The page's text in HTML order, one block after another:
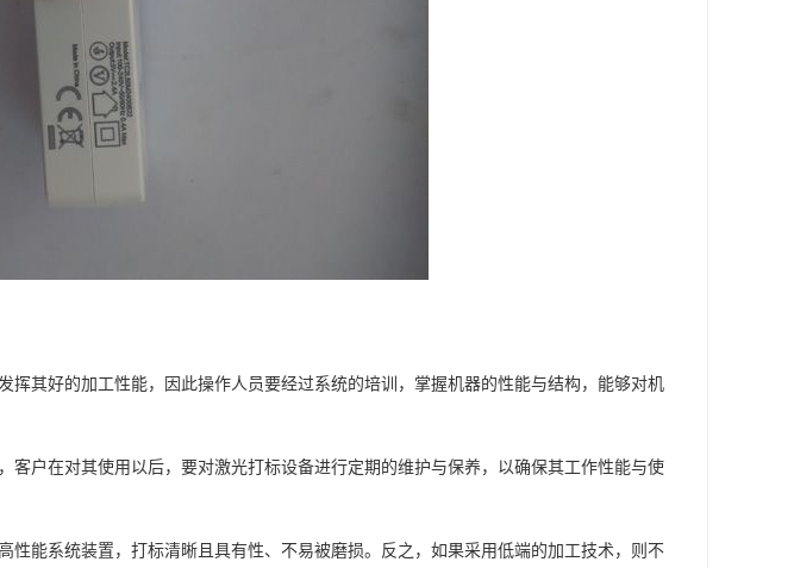
挥其好的加工性能，因此操作人员要经过系统的培训，掌握机器的性能与结构，能够对机
客户在对其使用以后，要对激光打标设备进行定期的维护与保养，以确保其工作性能与使
性能系统装置，打标清晰且具有性、不易被磨损。反之，如果采用低端的加工技术，则不